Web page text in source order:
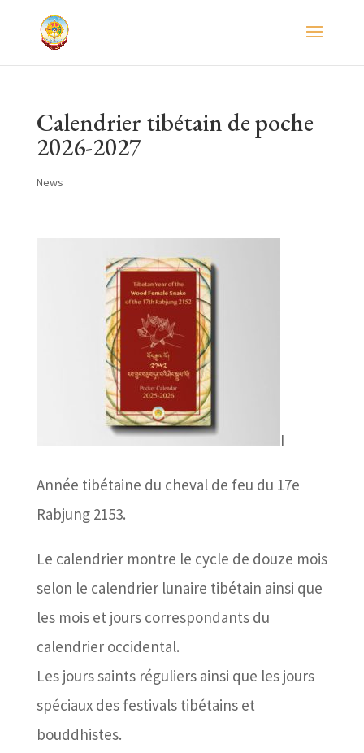
Calendrier tibétain de poche
2026-2027
News
I
Année tibétaine du cheval de feu du 17e
Rabjung 2153.
Le calendrier montre le cycle de douze mois
selon le calendrier lunaire tibétain ainsi que
les mois et jours correspondants du
calendrier occidental.
Les jours saints réguliers ainsi que les jours
spéciaux des festivals tibétains et
bouddhistes.